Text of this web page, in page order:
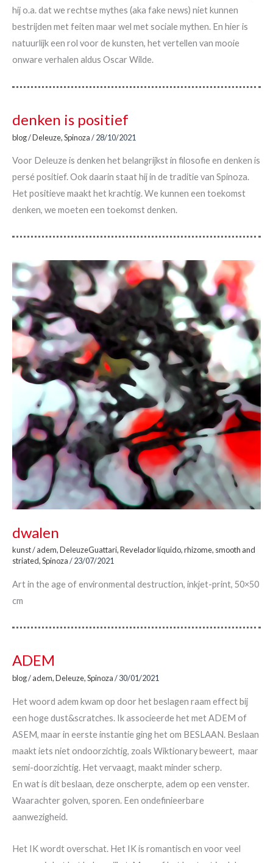
hij o.a. dat we rechtse mythes (aka fake news) niet kunnen
bestrijden met feiten maar wel met sociale mythen. En hier is
natuurlijk een rol voor de kunsten, het vertellen van mooie
onware verhalen aldus Oscar Wilde.
denken is positief
blog/Deleuze,Spinoza/28/10/2021
Voor Deleuze is denken het belangrijkst in filosofie en denken is
persé positief. Ook daarin staat hij in de traditie van Spinoza.
Het positieve maakt het krachtig. We kunnen een toekomst
denken, we moeten een toekomst denken.
dwalen
kunst/adem,DeleuzeGuattari,Revelador líquido,rhizome, smooth and
striated,Spinoza/23/07/2021
Art in the age of environmental destruction, inkjet-print, 50×50
cm
ADEM
blog/adem,Deleuze,Spinoza/30/01/2021
Het woord adem kwam op door het beslagen raam effect bij
een hoge dust&scratches. Ik associeerde het met ADEM of
ASEM, maar in eerste instantie ging het om BESLAAN. Beslaan
maakt iets niet ondoorzichtig, zoals Wiktionary beweert, maar
semi-doorzichtig. Het vervaagt, maakt minder scherp.
En wat is dit beslaan, deze onscherpte, adem op een venster.
Waarachter golven, sporen. Een ondefinieerbare
aanwezigheid.
Het IK wordt overschat. Het IK is romantisch en voor veel